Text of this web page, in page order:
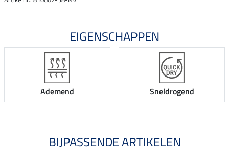
EIGENSCHAPPEN
Ademend Sneldrogend
BIJPASSENDE ARTIKELEN